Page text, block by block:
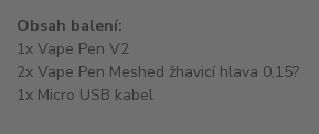
Obsah balení:
1x Vape Pen V2
2x Vape Pen Meshed žhavicí hlava 0,15?
1x Micro USB kabel